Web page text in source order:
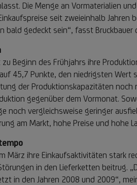
Die Menge an Vormaterialien
seit zweieinhalb
bald gedeckt sein“, fasst
Beginn des Frühjahrs ihre
45,7 Punkte, den niedrigsten
der Produktionskapazitäten
gegenüber dem Vormonat.
noch vergleichsweise geringer
am Markt, hohe Preise und hohe
März ihre Einkaufsaktivitäten stark
in den Lieferketten beitrug.
in den Jahren 2008 und 2009“,